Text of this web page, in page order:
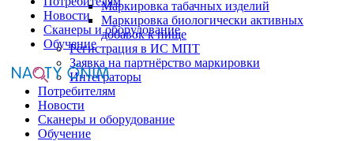
Новости
Сканеры и оборудование
Обучение
Маркировка табачных изделий
Маркировка биологически активных
добавок к пище
Регистрация в ИС МПТ
Заявка на партнёрство маркировки
Интеграторы
Потребителям
Новости
Сканеры и оборудование
Обучение